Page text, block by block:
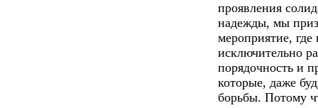
проявления
надежды, мы
мероприятие,
исключительно
порядочность и
которые, даже
борьбы. Потому